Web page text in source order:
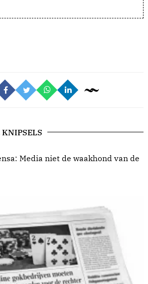
KNIPSELS
Media niet de waakhond van de